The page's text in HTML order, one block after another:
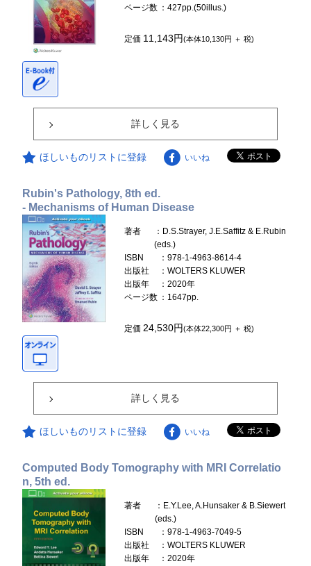
ページ数 ：427pp.(50illus.)
定価 11,143円(本体10,130円 ＋ 税)
詳しく見る
ほしいものリストに登録 いいね
Rubin's Pathology, 8th ed.
- Mechanisms of Human Disease
著者
：D.S.Strayer, J.E.Saffitz & E.Rubin
(eds.)
ISBN
：978-1-4963-8614-4
出版社
：WOLTERS KLUWER
出版年
：2020年
ページ数 ：1647pp.
定価24,530円(本体22,300円 ＋ 税)
詳しく見る
ほしいものリストに登録 いいね
Computed Body Tomography with MRI Correlatio
n, 5th ed.
著者
：E.Y.Lee, A.Hunsaker & B.Siewert
(eds.)
ISBN
：978-1-4963-7049-5
出版社
：WOLTERS KLUWER
出版年
：2020年